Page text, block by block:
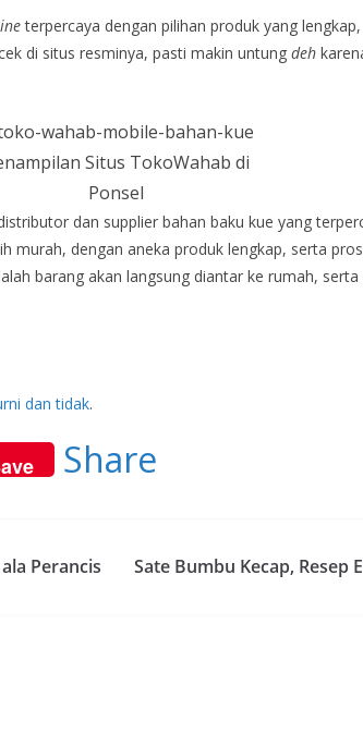
terpercaya dengan pilihan produk yang
di situs resminya, pasti makin untung deh
Situs TokoWahab di
Ponsel
dan supplier bahan baku kue yang
murah, dengan aneka produk lengkap, serta
barang akan langsung diantar ke rumah,
dan tidak.
Share
Perancis Sate Bumbu Kecap, Resep